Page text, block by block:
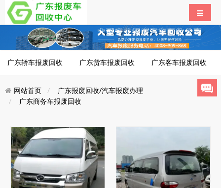
广东轿车报废回收 广东货车报废回收 广东客车报废回收
网站首页
广东报废回收/汽车报废办理
广东商务车报废回收